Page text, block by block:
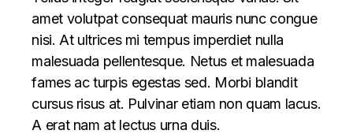
amet volutpat consequat mauris nunc congue
nisi. At ultrices mi tempus imperdiet nulla
malesuada pellentesque. Netus et malesuada
fames ac turpis egestas sed. Morbi blandit
cursus risus at. Pulvinar etiam non quam lacus.
A erat nam at lectus urna duis.